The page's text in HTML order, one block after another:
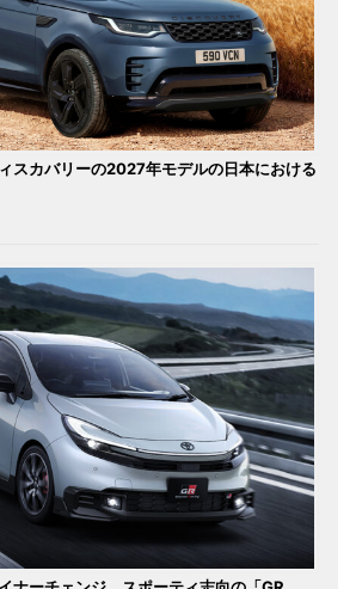
スカバリーの2027年モデルの日本における